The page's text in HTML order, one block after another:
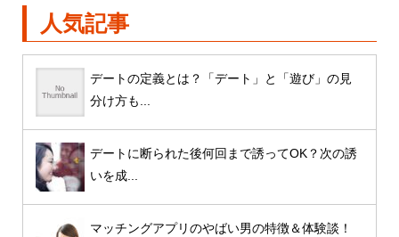
人気記事
デートの定義とは？「デート」と「遊び」の見
分け方も...
デートに断られた後何回まで誘ってOK？次の誘
いを成...
マッチングアプリのやばい男の特徴＆体験談！